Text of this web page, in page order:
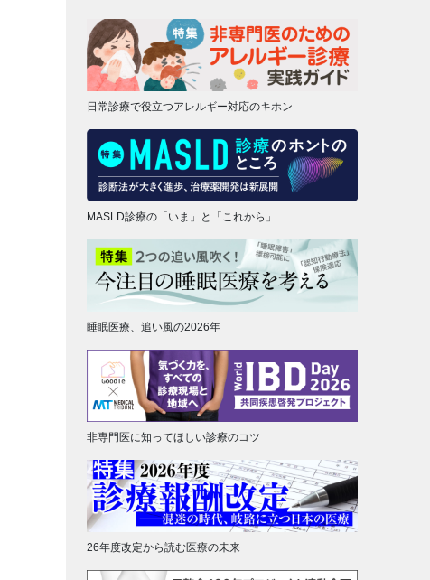
日常診療で役立つアレルギー対応のキホン
MASLD診療の「いま」と「これから」
睡眠医療、追い風の2026年
非専門医に知ってほしい診療のコツ
26年度改定から読む医療の未来